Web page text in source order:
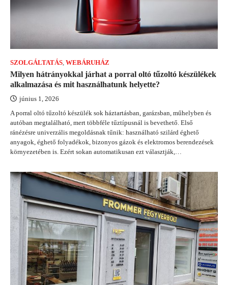
SZOLGÁLTATÁS, WEBÁRUHÁZ
Milyen hátrányokkal járhat a porral oltó tűzoltó készülékek
alkalmazása és mit használhatunk helyette?
június 1, 2026
A porral oltó tűzoltó készülék sok háztartásban, garázsban, műhelyben és
autóban megtalálható, mert többféle tűztípusnál is bevethető. Első
ránézésre univerzális megoldásnak tűnik: használható szilárd éghető
anyagok, éghető folyadékok, bizonyos gázok és elektromos berendezések
környezetében is. Ezért sokan automatikusan ezt választják,…